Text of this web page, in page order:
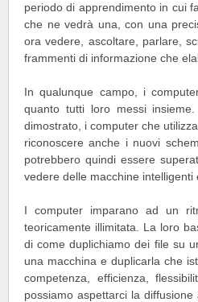
periodo di apprendimento in cui
che ne vedrà una, con una
ora vedere, ascoltare, parlare,
frammenti di informazione che
In qualunque campo, i
quanto tutti loro messi
dimostrato, i computer che
riconoscere anche i nuovi
potrebbero quindi essere
vedere delle macchine
I computer imparano ad un
teoricamente illimitata. La loro
di come duplichiamo dei file su
una macchina e duplicarla che
competenza, efficienza,
possiamo aspettarci la